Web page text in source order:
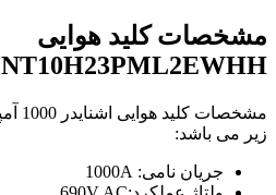
مشخصات کلید هوایی
NT10H23PML2EWHH
زیر می باشد:
جریان نامی: 1000A